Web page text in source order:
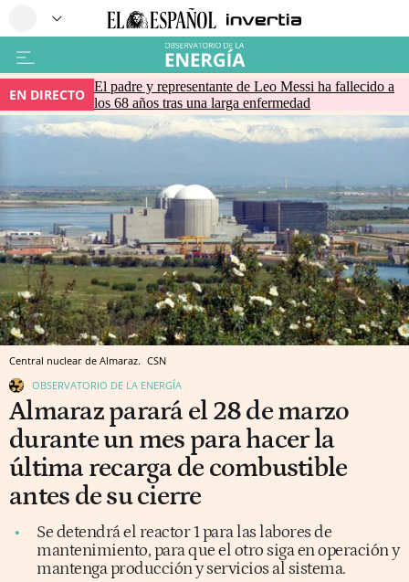
EN DIRECTO El padre y representante de Leo Messi ha fallecido a
los 68 años tras una larga enfermedad
Central nuclear de Almaraz. CSN
OBSERVATORIO DE LA ENERGÍA
Almaraz parará el 28 de marzo
durante un mes para hacer la
última recarga de combustible
antes de su cierre
Se detendrá el reactor 1 para las labores de
mantenimiento, para que el otro siga en operación y
mantenga producción y servicios al sistema.